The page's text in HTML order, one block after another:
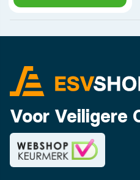
Voor Veiligere